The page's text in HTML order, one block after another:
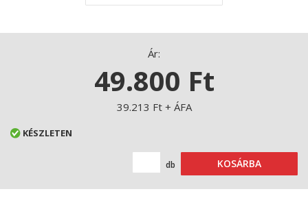
Ár:
49.800 Ft
39.213 Ft + ÁFA
KÉSZLETEN
db KOSÁRBA